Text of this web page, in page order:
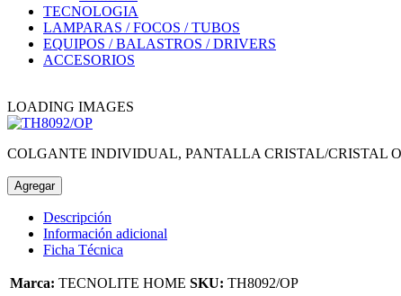
TECNOLOGIA
LAMPARAS / FOCOS / TUBOS
EQUIPOS / BALASTROS / DRIVERS
ACCESORIOS
LOADING IMAGES
COLGANTE INDIVIDUAL, PANTALLA CRISTAL/CRISTAL
Agregar
Descripción
Información adicional
Ficha Técnica
Marca: TECNOLITE HOME SKU: TH8092/OP